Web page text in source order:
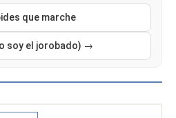
que marche
soy el jorobado) →